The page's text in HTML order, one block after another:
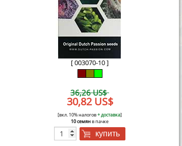
Stockers
- Vadda's Marijuanabam
Seeds
Victory Seeds
Vision Seeds
White Label Seeds
World of Seeds
CBD Industrial Hemp
[ 003070-10 ]
36,26 US$
30,82 US$
[вкл. 10% налогов+ доставка]
10 семянв пачке
купить